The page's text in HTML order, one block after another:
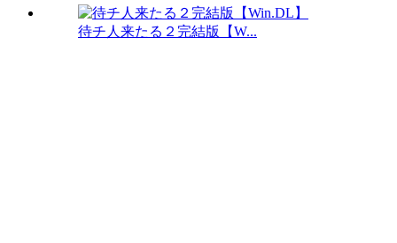
待チ人来たる２完結版【W...